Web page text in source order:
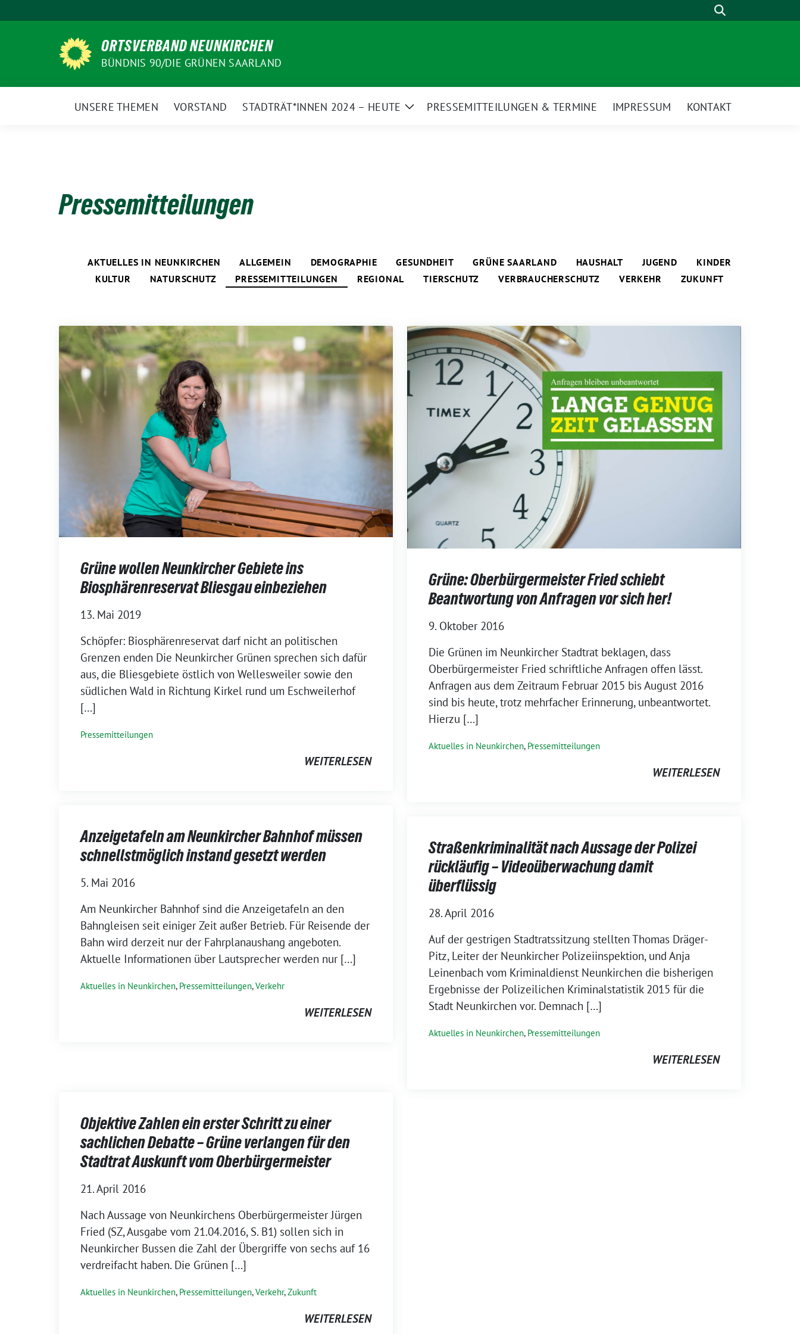
zum
Suche
ORTSVERBAND NEUNKIRCHEN
BÜNDNIS 90/DIE GRÜNEN SAARLAND
UNSERE THEMEN VORSTAND STADTRÄT*INNEN 2024 – HEUTE
ZeigePRESSEMITTEILUNGEN & TERMINE IMPRESSUM KONTAKT
Pressemitteilungen
AKTUELLES IN NEUNKIRCHEN ALLGEMEIN DEMOGRAPHIE GESUNDHEIT GRÜNE SAARLAND HAUSHALT JUGEND
KINDER
KULTUR
NATURSCHUTZ PRESSEMITTEILUNGEN REGIONAL TIERSCHUTZ VERBRAUCHERSCHUTZ VERKEHR ZUKUNFT
Grüne wollen Neunkircher Gebiete ins
Biosphärenreservat Bliesgau einbeziehen
13. Mai 2019
Schöpfer: Biosphärenreservat darf nicht an politischen
Grenzen enden Die Neunkircher Grünen sprechen sich dafür
aus, die Bliesgebiete östlich von Wellesweiler sowie den
südlichen Wald in Richtung Kirkel rund um Eschweilerhof
[…]
Pressemitteilungen
WEITERLESEN
Grüne: Oberbürgermeister Fried schiebt
Beantwortung von Anfragen vor sich her!
9. Oktober 2016
Die Grünen im Neunkircher Stadtrat beklagen, dass
Oberbürgermeister Fried schriftliche Anfragen offen lässt.
Anfragen aus dem Zeitraum Februar 2015 bis August 2016
sind bis heute, trotz mehrfacher Erinnerung, unbeantwortet.
Hierzu […]
Aktuelles in Neunkirchen, Pressemitteilungen
WEITERLESEN
Anzeigetafeln am Neunkircher Bahnhof müssen
schnellstmöglich instand gesetzt werden
5. Mai 2016
Am Neunkircher Bahnhof sind die Anzeigetafeln an den
Bahngleisen seit einiger Zeit außer Betrieb. Für Reisende der
Bahn wird derzeit nur der Fahrplanaushang angeboten.
Aktuelle Informationen über Lautsprecher werden nur […]
Aktuelles in Neunkirchen, Pressemitteilungen,Verkehr
WEITERLESEN
Straßenkriminalität nach Aussage der Polizei
rückläufig – Videoüberwachung damit
überflüssig
28. April 2016
Auf der gestrigen Stadtratssitzung stellten Thomas Dräger-
Pitz, Leiter der Neunkircher Polizeiinspektion, und Anja
Leinenbach vom Kriminaldienst Neunkirchen die bisherigen
Ergebnisse der Polizeilichen Kriminalstatistik 2015 für die
Stadt Neunkirchen vor. Demnach […]
Aktuelles in Neunkirchen, Pressemitteilungen
WEITERLESEN
Objektive Zahlen ein erster Schritt zu einer
sachlichen Debatte – Grüne verlangen für den
Stadtrat Auskunft vom Oberbürgermeister
21. April 2016
Nach Aussage von Neunkirchens Oberbürgermeister Jürgen
Fried (SZ, Ausgabe vom 21.04.2016, S. B1) sollen sich in
Neunkircher Bussen die Zahl der Übergriffe von sechs auf 16
verdreifacht haben. Die Grünen […]
Aktuelles in Neunkirchen, Pressemitteilungen,Verkehr,Zukunft
WEITERLESEN